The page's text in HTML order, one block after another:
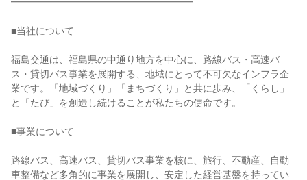
■当社について
福島交通は、福島県の中通り地方を中心に、路線バス・高速バ
ス・貸切バス事業を展開する、地域にとって不可欠なインフラ企
業です。「地域づくり」「まちづくり」と共に歩み、「くらし」
と「たび」を創造し続けることが私たちの使命です。
■事業について
路線バス、高速バス、貸切バス事業を核に、旅行、不動産、自動
車整備など多角的に事業を展開し、安定した経営基盤を持ってい